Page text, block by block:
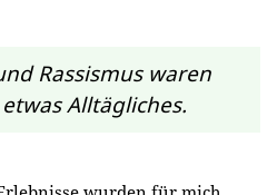
Rassismus waren
Alltägliches.